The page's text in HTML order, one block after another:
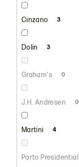
Cinzano 3
Dolin 3
Graham's 0
J.H. Andresen 0
Martini 4
Porto Presidential